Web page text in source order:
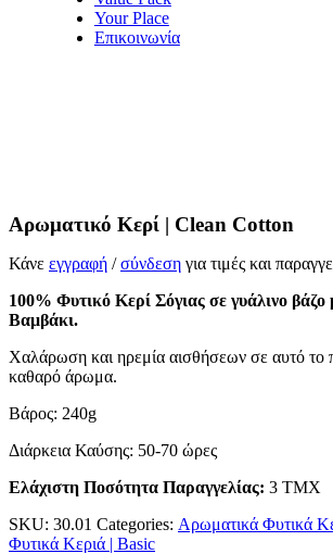
Your Place
Επικοινωνία
Αρωματικό Κερί | Clean Cotton
Κάνε εγγραφή /σύνδεση για τιμές και
100% Φυτικό Κερί Σόγιας σε γυάλινο
Βαμβάκι.
Xαλάρωση και ηρεμία αισθήσεων σε αυτό το
καθαρό άρωμα.
Βάρος: 240g
Διάρκεια Καύσης: 50-70 ώρες
Ελάχιστη Ποσότητα Παραγγελίας: 3 ΤΜΧ
SKU: 30.01 Categories: Αρωματικά Φυτικά
Φυτικά Κεριά | Basic